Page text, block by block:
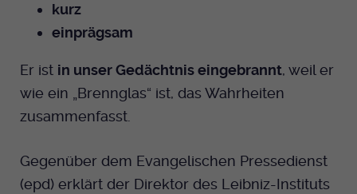
kurz
einprägsam
Er ist in unser Gedächtnis eingebrannt, weil er
wie ein „Brennglas“ ist, das Wahrheiten
zusammenfasst.
Gegenüber dem Evangelischen Pressedienst
(epd) erklärt der Direktor des Leibniz-Instituts